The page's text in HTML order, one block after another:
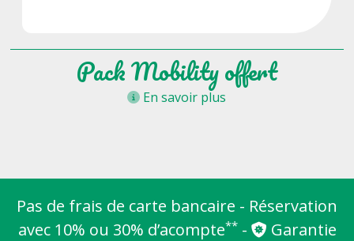
Pack Mobility offert
En savoir plus
Pas de frais de carte bancaire - Réservation
avec 10% ou 30% d’acompte**-
Garantie